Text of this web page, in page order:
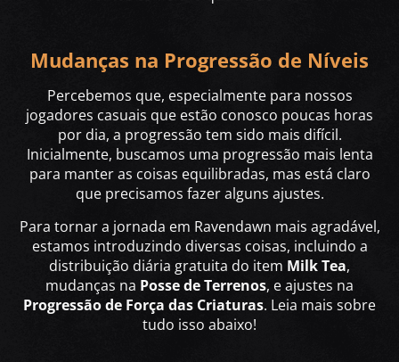
Mudanças na Progressão de Níveis
Percebemos que, especialmente para nossos
jogadores casuais que estão conosco poucas horas
por dia, a progressão tem sido mais difícil.
Inicialmente, buscamos uma progressão mais lenta
para manter as coisas equilibradas, mas está claro
que precisamos fazer alguns ajustes.
Para tornar a jornada em Ravendawn mais agradável,
estamos introduzindo diversas coisas, incluindo a
distribuição diária gratuita do item Milk Tea,
mudanças na Posse de Terrenos, e ajustes na
Progressão de Força das Criaturas. Leia mais sobre
tudo isso abaixo!